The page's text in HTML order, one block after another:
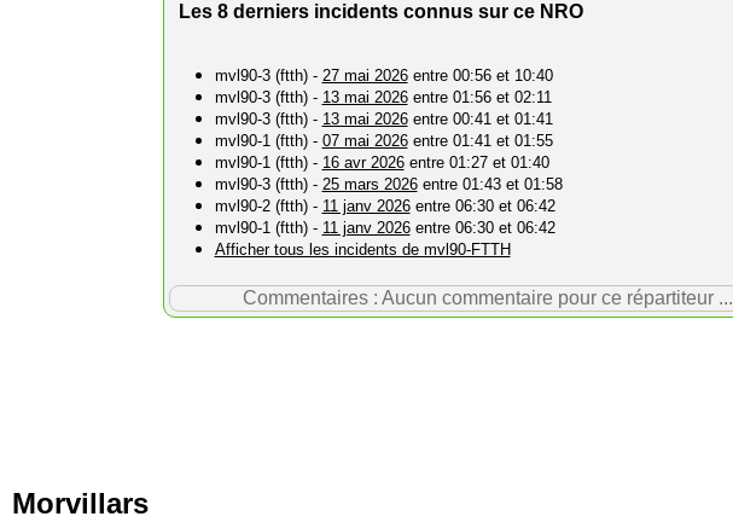
Les 8 derniers incidents connus sur ce NRO
mvl90-3 (ftth) - 27 mai 2026entre 00:56 et 10:40
mvl90-3 (ftth) - 13 mai 2026entre 01:56 et 02:11
mvl90-3 (ftth) - 13 mai 2026entre 00:41 et 01:41
mvl90-1 (ftth) - 07 mai 2026entre 01:41 et 01:55
mvl90-1 (ftth) - 16 avr 2026entre 01:27 et 01:40
mvl90-3 (ftth) - 25 mars 2026entre 01:43 et 01:58
mvl90-2 (ftth) - 11 janv 2026entre 06:30 et 06:42
mvl90-1 (ftth) - 11 janv 2026entre 06:30 et 06:42
Afficher tous les incidents de mvl90-FTTH
Commentaires : Aucun commentaire pour ce répartiteur ...
Morvillars